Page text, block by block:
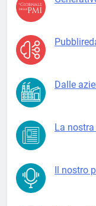
Dalle
La
Il nostro